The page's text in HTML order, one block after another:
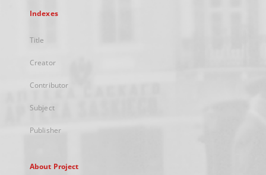
Indexes
Title
Creator
Contributor
Subject
Publisher
About Project